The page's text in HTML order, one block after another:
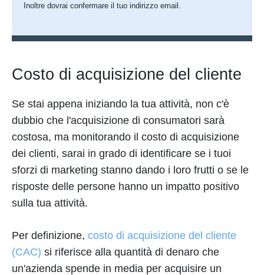
Inoltre dovrai confermare il tuo indirizzo email.
Costo di acquisizione del cliente
Se stai appena iniziando la tua attività, non c'è
dubbio che l'acquisizione di consumatori sarà
costosa, ma monitorando il costo di acquisizione
dei clienti, sarai in grado di identificare se i tuoi
sforzi di marketing stanno dando i loro frutti o se le
risposte delle persone hanno un impatto positivo
sulla tua attività.
Per definizione, costo di acquisizione del cliente
(CAC) si riferisce alla quantità di denaro che
un'azienda spende in media per acquisire un